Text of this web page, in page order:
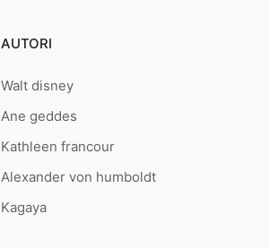
AUTORI
Walt disney
Ane geddes
Kathleen francour
Alexander von humboldt
Kagaya